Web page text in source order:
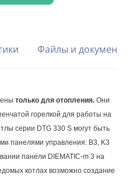
Файлы и документы
только для отопления. Они
горелкой для работы на
серии DTG 330 S могут быть
панелями управления: B3, K3
панели DIEMATIC-m 3 на
котлах возможно создание